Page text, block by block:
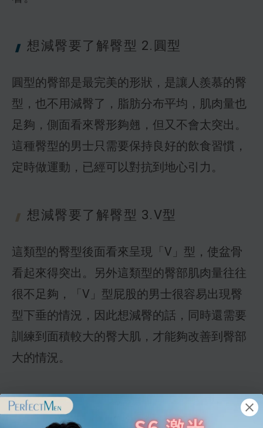
想減臀要了解臀型 2.圓型
圓型的臀部是最完美的形狀，是讓人羨慕的臀
型，也不用減臀了，脂肪分布平均，肌肉量也
足夠，側面看來臀形夠翹，但又不會太突出。
這種臀型的男士只需要保持良好的飲食習慣，
定時做運動，已經可以對抗到地心引力。
想減臀要了解臀型 3.V型
這類型的臀型後面看來呈現「V」型，使盆骨
看起來得突出。另外這類型的臀部肌肉量往往
很不足夠，「V」型屁股的男士很容易出現臀
型下垂的情況，因此想減臀的話，同時還需要
訓練到面積較大的臀大肌，才能夠改善到臀部
大的情況。
想減臀要了解